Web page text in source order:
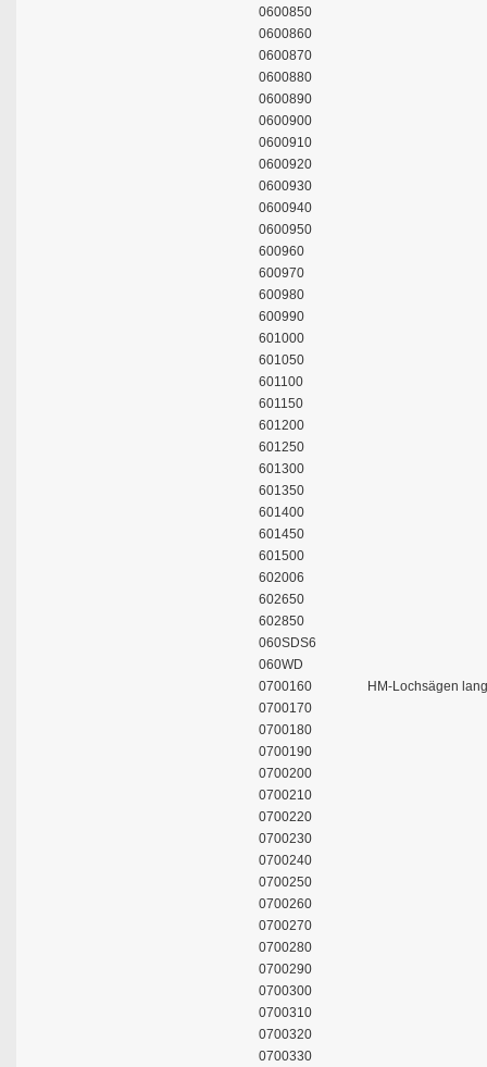
0600850
0600860
0600870
0600880
0600890
0600900
0600910
0600920
0600930
0600940
0600950
600960
600970
600980
600990
601000
601050
601100
601150
601200
601250
601300
601350
601400
601450
601500
602006
602650
602850
060SDS6
060WD
0700160
HM-Lochsägen
0700170
0700180
0700190
0700200
0700210
0700220
0700230
0700240
0700250
0700260
0700270
0700280
0700290
0700300
0700310
0700320
0700330